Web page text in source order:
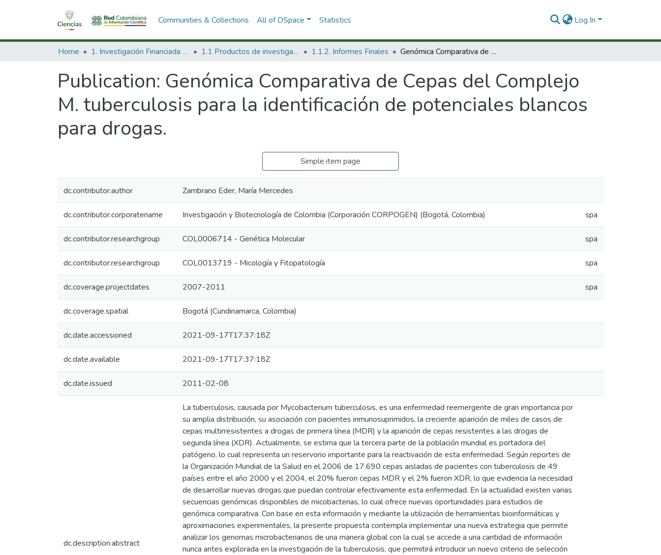
Communities & Collections All of DSpace Statistics Log In
Home 1. Investigación Financiada con Recursos Públicos 1.1 Productos de investigación 1.1.2. Informes Finales Genómica Comparativa de Cepas del Complejo M. tuberculosis para la identificación de potenciales blancos para drogas.
Publication: Genómica Comparativa de Cepas del Complejo
M. tuberculosis para la identificación de potenciales blancos
para drogas.
Simple item page
dc.contributor.author Zambrano Eder, María Mercedes
dc.contributor.corporatename Investigación y Biotecnología de Colombia (Corporación CORPOGEN) (Bogotá, Colombia) spa
dc.contributor.researchgroup COL0006714 - Genética Molecular spa
dc.contributor.researchgroup COL0013719 - Micología y Fitopatología spa
dc.coverage.projectdates 2007-2011 spa
dc.coverage.spatial Bogotá (Cundinamarca, Colombia)
dc.date.accessioned 2021-09-17T17:37:18Z
dc.date.available 2021-09-17T17:37:18Z
dc.date.issued 2011-02-08
dc.description.abstract
La tuberculosis, causada por Mycobacterium tuberculosis, es una enfermedad reemergente de gran importancia por
su amplia distribución, su asociación con pacientes inmunosuprimidos, la creciente aparición de miles de casos de
cepas multirresistentes a drogas de primera línea (MDR) y la aparición de cepas resistentes a las drogas de
segunda línea (XDR). Actualmente, se estima que la tercera parte de la población mundial es portadora del
patógeno, lo cual representa un reservorio importante para la reactivación de esta enfermedad. Según reportes de
la Organización Mundial de la Salud en el 2006 de 17.690 cepas aisladas de pacientes con tuberculosis de 49
países entre el año 2000 y el 2004, el 20% fueron cepas MDR y el 2% fueron XDR, lo que evidencia la necesidad
de desarrollar nuevas drogas que puedan controlar efectivamente esta enfermedad. En la actualidad existen varias
secuencias genómicas disponibles de micobacterias, lo cual ofrece nuevas oportunidades para estudios de
genómica comparativa. Con base en esta información y mediante la utilización de herramientas bioinformáticas y
aproximaciones experimentales, la presente propuesta contempla implementar una nueva estrategia que permite
analizar los genomas microbacterianos de una manera global con la cual se accede a una cantidad de información
nunca antes explorada en la investigación de la tuberculosis, que permitirá introducir un nuevo criterio de selección